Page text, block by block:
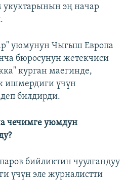
укуктарынын эң начар
уюмунун Чыгыш Европа
бюросунун жетекчиси
курган маегинде,
ишмердиги үчүн
билдирди.
чечимге уюмдун
бийликтин чуулгандуу
үчүн эле журналистти